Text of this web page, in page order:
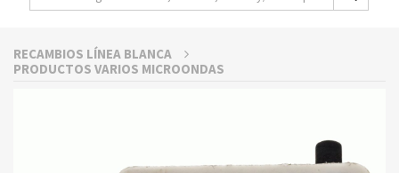
RECAMBIOS LÍNEA BLANCA
PRODUCTOS VARIOS MICROONDAS